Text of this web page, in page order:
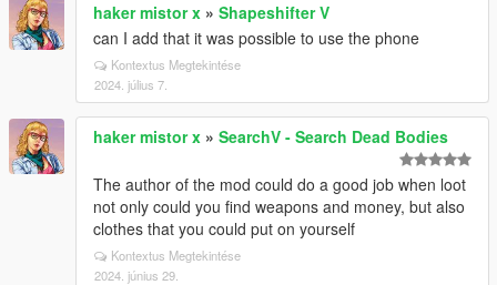
haker mistor x » Shapeshifter V
can I add that it was possible to use the phone
Kontextus Megtekintése
2024. július 7.
haker mistor x » SearchV - Search Dead Bodies
The author of the mod could do a good job when loot
not only could you find weapons and money, but also
clothes that you could put on yourself
Kontextus Megtekintése
2024. június 29.